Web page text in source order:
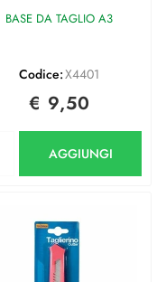
BASE DA TAGLIO A3
Codice:X4401
€ 9,50
AGGIUNGI